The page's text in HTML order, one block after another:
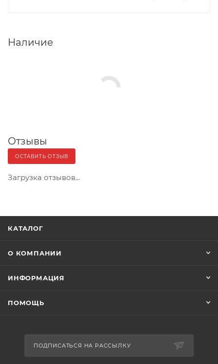
Наличие
Отзывы
ОСТАВИТЬ ОТЗЫВ
Загрузка отзывов...
КАТАЛОГ
О КОМПАНИИ
ИНФОРМАЦИЯ
ПОМОЩЬ
ПОДПИСАТЬСЯ НА РАССЫЛКУ